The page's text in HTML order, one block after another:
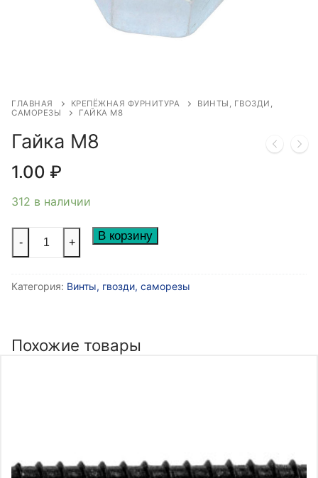
ГЛАВНАЯ КРЕПЁЖНАЯ ФУРНИТУРА
ВИНТЫ, ГВОЗДИ,
САМОРЕЗЫ
ГАЙКА М8
Гайка М8
1.00 ₽
312 в наличии
Количество
М8
- + В корзину
Категория: Винты, гвозди, саморезы
Похожие товары